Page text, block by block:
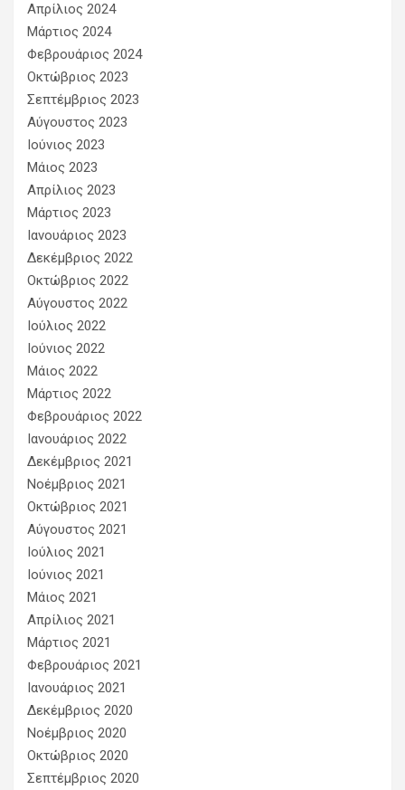
Απρίλιος 2024
Μάρτιος 2024
Φεβρουάριος 2024
Οκτώβριος 2023
Σεπτέμβριος 2023
Αύγουστος 2023
Ιούνιος 2023
Μάιος 2023
Απρίλιος 2023
Μάρτιος 2023
Ιανουάριος 2023
Δεκέμβριος 2022
Οκτώβριος 2022
Αύγουστος 2022
Ιούλιος 2022
Ιούνιος 2022
Μάιος 2022
Μάρτιος 2022
Φεβρουάριος 2022
Ιανουάριος 2022
Δεκέμβριος 2021
Νοέμβριος 2021
Οκτώβριος 2021
Αύγουστος 2021
Ιούλιος 2021
Ιούνιος 2021
Μάιος 2021
Απρίλιος 2021
Μάρτιος 2021
Φεβρουάριος 2021
Ιανουάριος 2021
Δεκέμβριος 2020
Νοέμβριος 2020
Οκτώβριος 2020
Σεπτέμβριος 2020